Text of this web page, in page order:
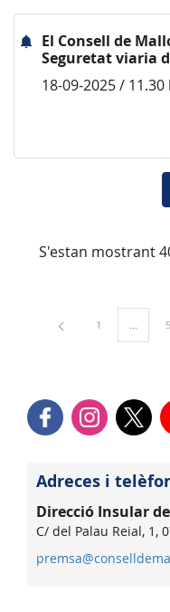
El Consell de
Seguretat viaria
18-09-2025 / 11.30
S'estan mostrant
Pàgina
1 ...
Adreces i
Direcció Insular
C/ del Palau Reial, 1,